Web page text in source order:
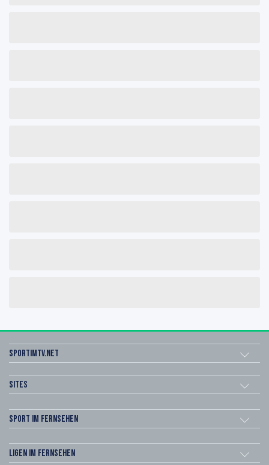
sportimtv.net
Sites
Sport im Fernsehen
Ligen im Fernsehen